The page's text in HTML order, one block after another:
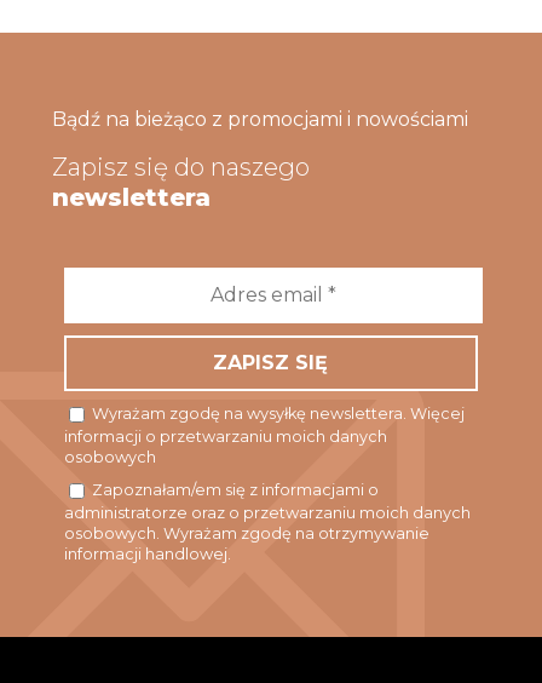
Bądź na bieżąco z promocjami i nowościami
Zapisz się do naszego
newslettera
*
Wyrażam zgodę na wysyłkę newslettera. Więcej
informacji o przetwarzaniu moich danych
osobowych
Zapoznałam/em się z informacjami o
administratorze oraz o przetwarzaniu moich danych
osobowych. Wyrażam zgodę na otrzymywanie
informacji handlowej.